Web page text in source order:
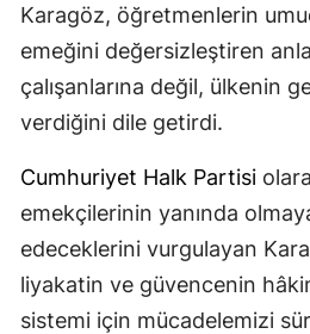
Karagöz, öğretmenlerin
emeğini değersizleştiren
çalışanlarına değil, ülkenin
verdiğini dile getirdi.
Cumhuriyet Halk Partisi
emekçilerinin yanında
edeceklerini vurgulayan
liyakatin ve güvencenin
sistemi için mücadelemizi